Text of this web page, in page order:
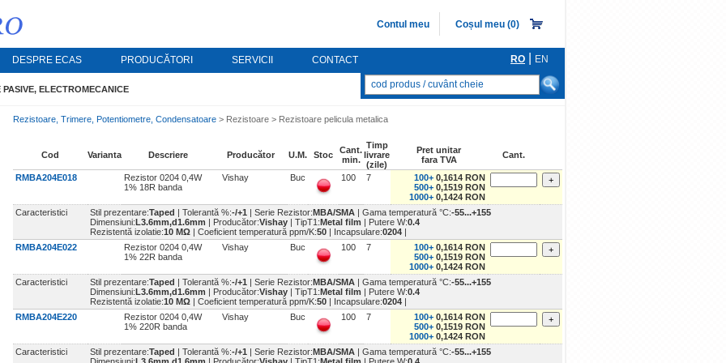
Incarcatoare, Module UPS
Sisteme de masurare, Programatoare, Dispozitive de
comunicatie wireless, Sisteme miniatura de
Literatura tehnica & Cataloage
Motoare & Controlere, Controlere programabile
Electro-chimice
Baterii, Baterii reincarcabile, Accesorii, Incarcatoare
Echipamente de lipire, Realizare prototipuri PCB,
Unelte de mana
Tranzistoare
Diode, Punti redresoare, Tiristoare, Triace
Optoelectronice spectru vizibil
Optoelectronice IR/UV
Circuite Integrate digitale
CI semnal mixat/analog
CI analogice
DESPRE ECAS PRODUCĂTORI SERVICII CONTACT RO EN
Contul meu Coșul meu (0)
Porneşte căutarea
PASIVE, ELECTROMECANICE
Rezistoare, Trimere, Potentiometre, Condensatoare > Rezistoare > Rezistoare pelicula metalica
Cod Varianta Descriere Producător U.M. Stoc
Cant.
min.
Timp
livrare
(zile)
Pret unitar
fara TVA
Cant.
RMBA204E018
Rezistor 0204 0,4W
1% 18R banda
Vishay Buc 100 7 100+0,1614 RON
500+0,1519 RON
1000+0,1424 RON
Caracteristici
Stil prezentare:Taped | Tolerantă %:-/+1 | Serie Rezistor:MBA/SMA | Gama temperatură °C:-55...+155
Dimensiuni:L3.6mm,d1.6mm | Producător:Vishay | TipT1:Metal film | Putere W:0.4
Rezistentă izolatie:10 MΩ | Coeficient temperatură ppm/K:50 | Incapsulare:0204 |
RMBA204E022
Rezistor 0204 0,4W
1% 22R banda
Vishay Buc 100 7 100+0,1614 RON
500+0,1519 RON
1000+0,1424 RON
Caracteristici
Stil prezentare:Taped | Tolerantă %:-/+1 | Serie Rezistor:MBA/SMA | Gama temperatură °C:-55...+155
Dimensiuni:L3.6mm,d1.6mm | Producător:Vishay | TipT1:Metal film | Putere W:0.4
Rezistentă izolatie:10 MΩ | Coeficient temperatură ppm/K:50 | Incapsulare:0204 |
RMBA204E220
Rezistor 0204 0,4W
1% 220R banda
Vishay Buc 100 7 100+0,1614 RON
500+0,1519 RON
1000+0,1424 RON
Caracteristici
Stil prezentare:Taped | Tolerantă %:-/+1 | Serie Rezistor:MBA/SMA | Gama temperatură °C:-55...+155